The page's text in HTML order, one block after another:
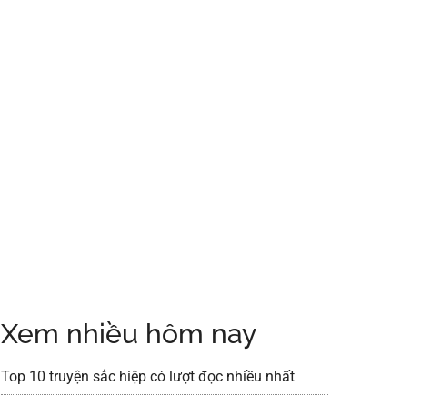
Xem nhiều hôm nay
Top 10 truyện sắc hiệp có lượt đọc nhiều nhất